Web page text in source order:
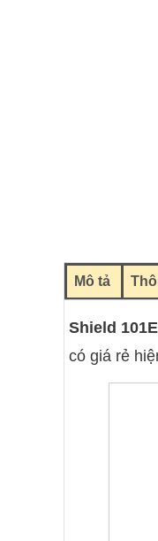
Mô tả
Shield
có giá rẻ